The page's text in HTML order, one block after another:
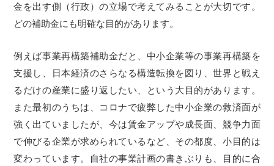
金を出す側（行政）の立場で考えてみることが大切です。
どの補助金にも明確な目的があります。
例えば事業再構築補助金だと、中小企業等の事業再構築を
支援し、日本経済のさらなる構造転換を図り、世界と戦え
るだけの産業に盛り返したい、という大目的があります。
また最初のうちは、コロナで疲弊した中小企業の救済面が
強く出ていましたが、今は賃金アップや成長面、競争力面
で伸びる企業が求められているなど、その都度、小目的は
変わっています。自社の事業計画の書きぶりも、目的に合